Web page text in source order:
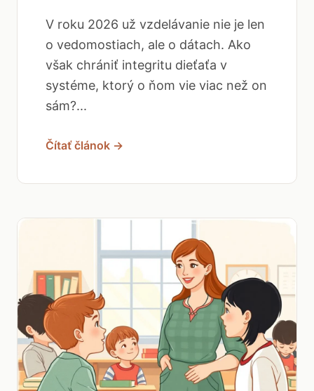
V roku 2026 už vzdelávanie nie je len
o vedomostiach, ale o dátach. Ako
však chrániť integritu dieťaťa v
systéme, ktorý o ňom vie viac než on
sám?...
Čítať článok →